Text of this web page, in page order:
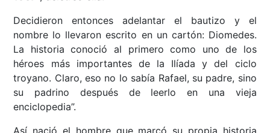
Decidieron entonces adelantar el bautizo y el
nombre lo llevaron escrito en un cartón: Diomedes.
La historia conoció al primero como uno de los
héroes más importantes de la Ilíada y del ciclo
troyano. Claro, eso no lo sabía Rafael, su padre, sino
su padrino después de leerlo en una vieja
enciclopedia”.